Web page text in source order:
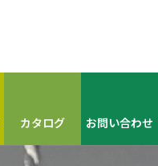
カタログ お問い合わせ